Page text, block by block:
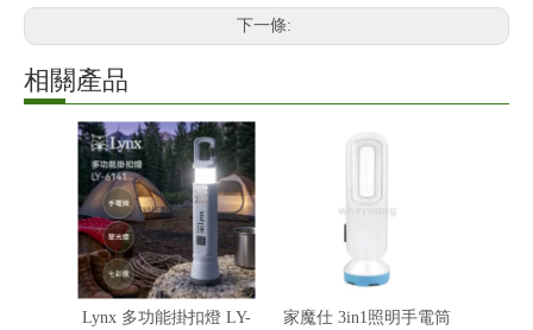
下一條:
相關產品
Lynx 多功能掛扣燈 LY-
家魔仕 3in1照明手電筒